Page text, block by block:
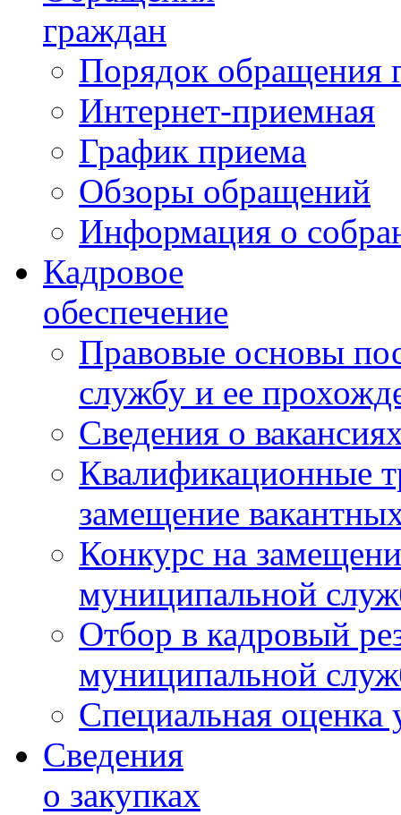
граждан
Порядок обращения
Интернет-приемная
График приема
Обзоры обращений
Информация о
Кадровое
обеспечение
Правовые основы
службу и ее
Сведения о
Квалификационные
замещение
Конкурс на
муниципальной
Отбор в кадровый
муниципальной
Специальная оценка
Сведения
о закупках